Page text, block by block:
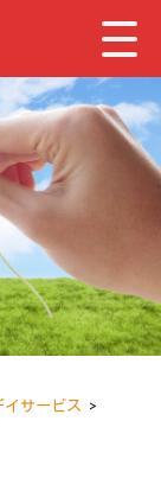
サービス >